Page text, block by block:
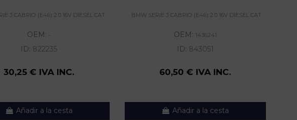
3 CABRIO (E46) 2.0 16V DIESEL CAT
OEM: -
ID: 822235
30,25 € IVA INC.
Añadir a la cesta
BMW SERIE 3 CABRIO (E46) 2.0 16V DIESEL CAT
OEM: 1436241
ID: 843051
60,50 € IVA INC.
Añadir a la cesta